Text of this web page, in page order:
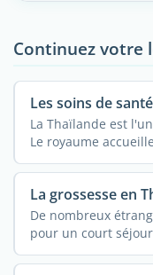
Continuez votre
Les soins de
La Thaïlande est
Le royaume
La grossesse en
De nombreux
pour un court